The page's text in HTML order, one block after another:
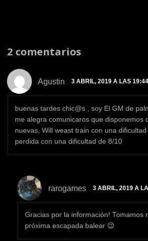
2 comentarios
Agustin 3 ABRIL, 2019 A LAS 19:44
buenas tardes chic@s , soy El GM de
me alegra comunicaros que disponemos
nuevas, Will weast train con una
perdida con una dificultad de 8/10
rarogames 3 ABRIL, 2019 A
Gracias por la información! Tomamos
próxima escapada balear 😉